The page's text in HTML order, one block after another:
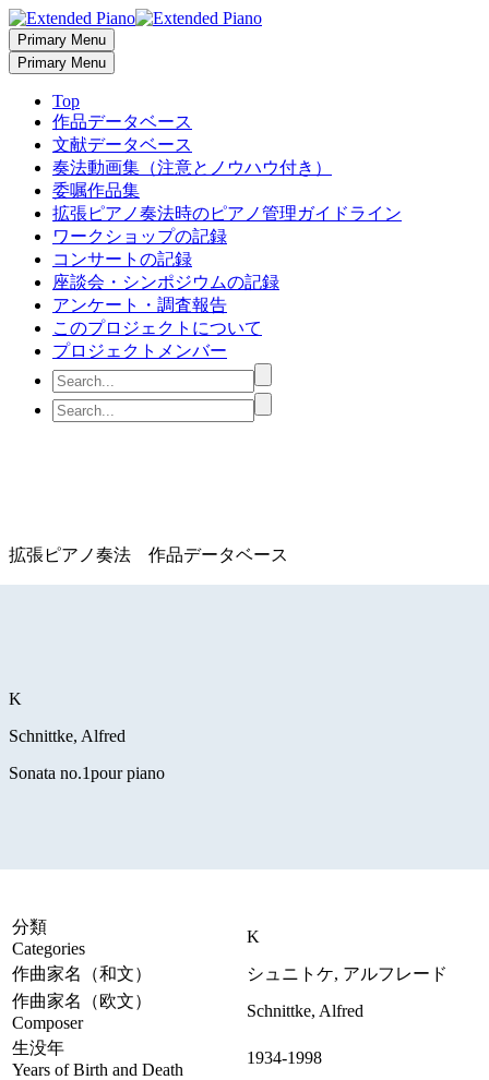
Primary Menu
Primary Menu
Top
作品データベース
文献データベース
奏法動画集（注意とノウハウ付き）
委嘱作品集
拡張ピアノ奏法時のピアノ管理ガイドライン
ワークショップの記録
コンサートの記録
座談会・シンポジウムの記録
アンケート・調査報告
このプロジェクトについて
プロジェクトメンバー
拡張ピアノ奏法 作品データベース
K
Schnittke, Alfred
Sonata no.1pour piano
分類
Categories
K
作曲家名（和文）
シュニトケ, アルフレード
作曲家名（欧文）
Composer
Schnittke, Alfred
生没年
Years of Birth and Death
1934-1998